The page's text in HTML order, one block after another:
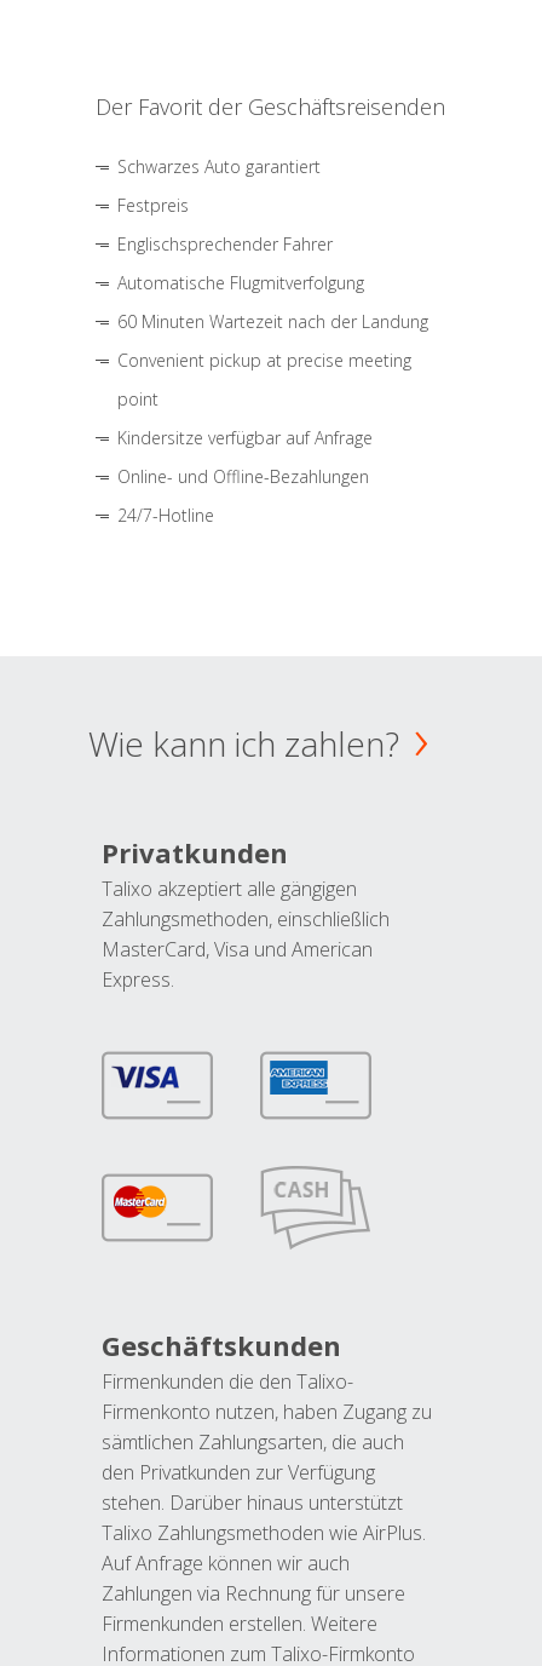
Der Favorit der Geschäftsreisenden
Schwarzes Auto garantiert
Festpreis
Englischsprechender Fahrer
Automatische Flugmitverfolgung
60 Minuten Wartezeit nach der Landung
Convenient pickup at precise meeting
point
Kindersitze verfügbar auf Anfrage
Online- und Offline-Bezahlungen
24/7-Hotline
Wie kann ich zahlen?
Privatkunden
Talixo akzeptiert alle gängigen
Zahlungsmethoden, einschließlich
MasterCard, Visa und American
Express.
Geschäftskunden
Firmenkunden die den Talixo-
Firmenkonto nutzen, haben Zugang zu
sämtlichen Zahlungsarten, die auch
den Privatkunden zur Verfügung
stehen. Darüber hinaus unterstützt
Talixo Zahlungsmethoden wie AirPlus.
Auf Anfrage können wir auch
Zahlungen via Rechnung für unsere
Firmenkunden erstellen. Weitere
Informationen zum Talixo-Firmkonto